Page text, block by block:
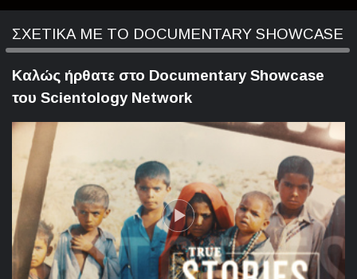
ΣΧΕΤΙΚΑ ΜΕ ΤΟ DOCUMENTARY SHOWCASE
Καλώς ήρθατε στο Documentary Showcase
του Scientology Network